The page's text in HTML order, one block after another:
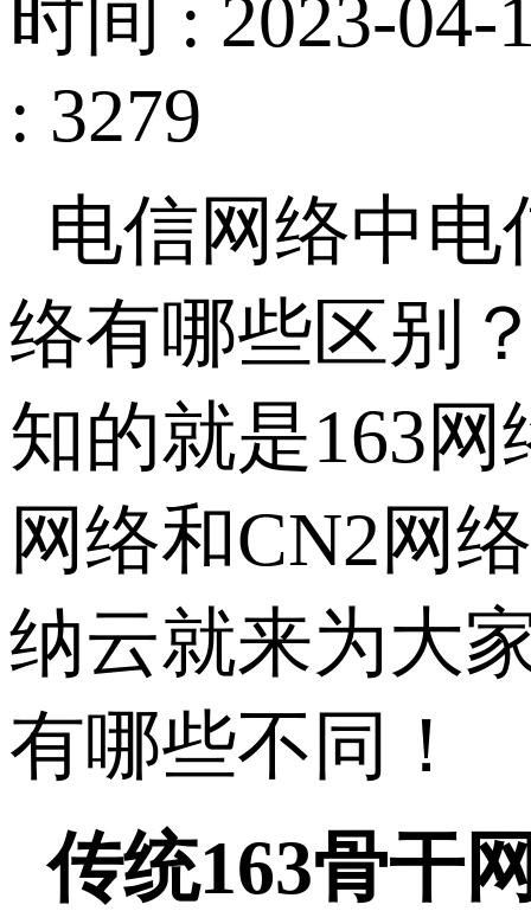
时间 : 2023-04-
: 3279
电信网络中电
络有哪些区别
知的就是163
网络和CN2网
纳云就来为大
有哪些不同！
传统163骨干